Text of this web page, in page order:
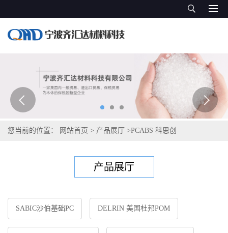
您当前的位置： 网站首页 > 产品展厅 >PCABS 科思创
产品展厅
SABIC沙伯基础PC DELRIN 美国杜邦POM